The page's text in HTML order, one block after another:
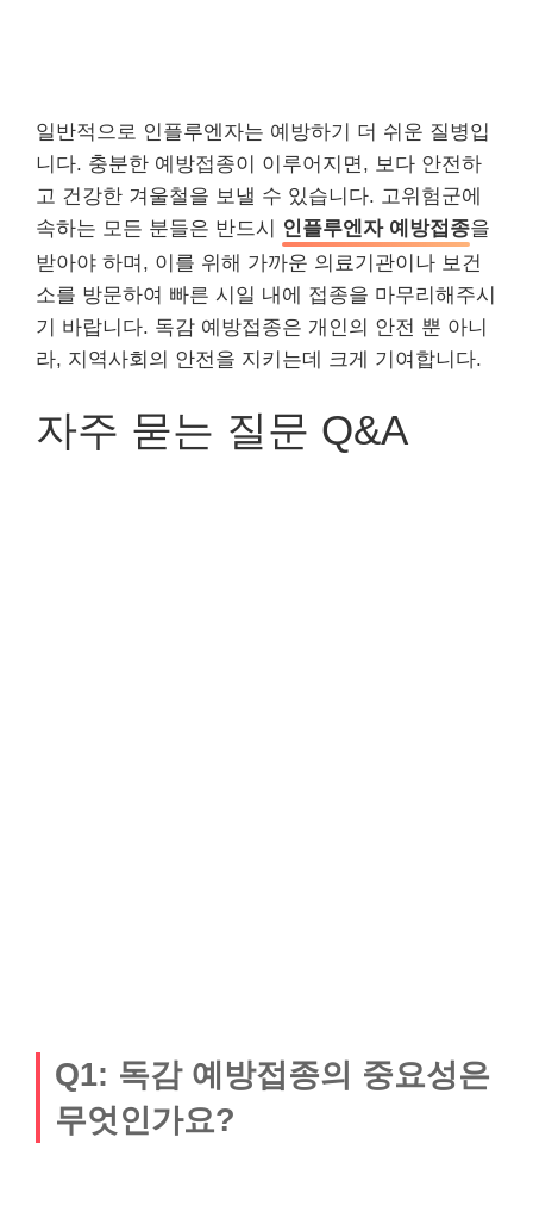
일반적으로 인플루엔자는 예방하기 더 쉬운 질병입
니다. 충분한 예방접종이 이루어지면, 보다 안전하
고 건강한 겨울철을 보낼 수 있습니다. 고위험군에
속하는 모든 분들은 반드시 인플루엔자 예방접종을
받아야 하며, 이를 위해 가까운 의료기관이나 보건
소를 방문하여 빠른 시일 내에 접종을 마무리해주시
기 바랍니다. 독감 예방접종은 개인의 안전 뿐 아니
라, 지역사회의 안전을 지키는데 크게 기여합니다.
자주 묻는 질문 Q&A
Q1: 독감 예방접종의 중요성은
무엇인가요?